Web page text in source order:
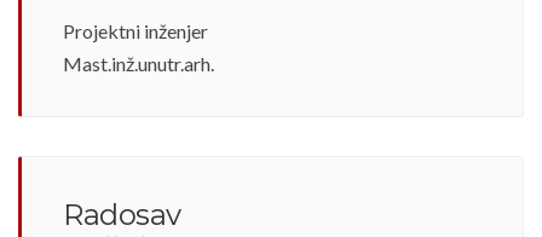
Projektni inženjer
Mast.inž.unutr.arh.
Radosav